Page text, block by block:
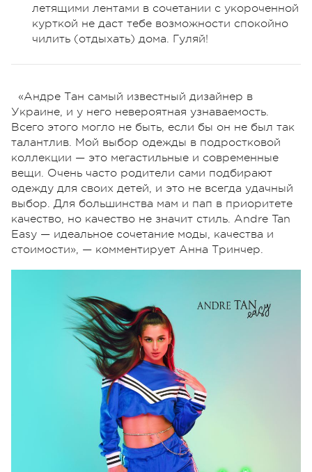
летящими лентами в сочетании с укороченной
курткой не даст тебе возможности спокойно
чилить (отдыхать) дома. Гуляй!
«Андре Тан самый известный дизайнер в
Украине, и у него невероятная узнаваемость.
Всего этого могло не быть, если бы он не был так
талантлив. Мой выбор одежды в подростковой
коллекции — это мегастильные и современные
вещи. Очень часто родители сами подбирают
одежду для своих детей, и это не всегда удачный
выбор. Для большинства мам и пап в приоритете
качество, но качество не значит стиль. Andre Tan
Easy — идеальное сочетание моды, качества и
стоимости», — комментирует Анна Тринчер.